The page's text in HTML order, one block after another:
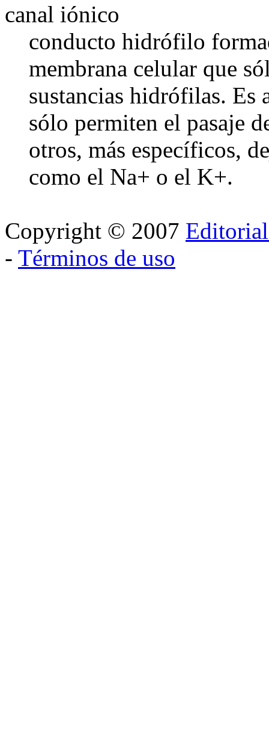
canal iónico
conducto hidrófilo
membrana celular que
sustancias hidrófilas. Es
sólo permiten el pasaje
otros, más específicos,
como el Na+ o el K+.
Copyright © 2007
- Términos de uso